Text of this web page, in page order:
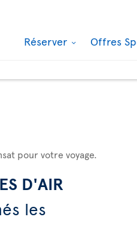
Réserver Offres
pour votre voyage.
D'AIR
les